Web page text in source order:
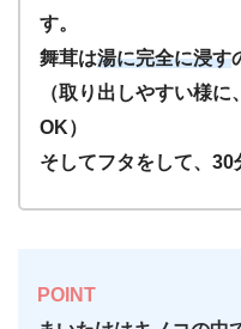
す。
舞茸は湯に完全に浸す
（取り出しやすい様
OK）
そしてフタをして、30
POINT